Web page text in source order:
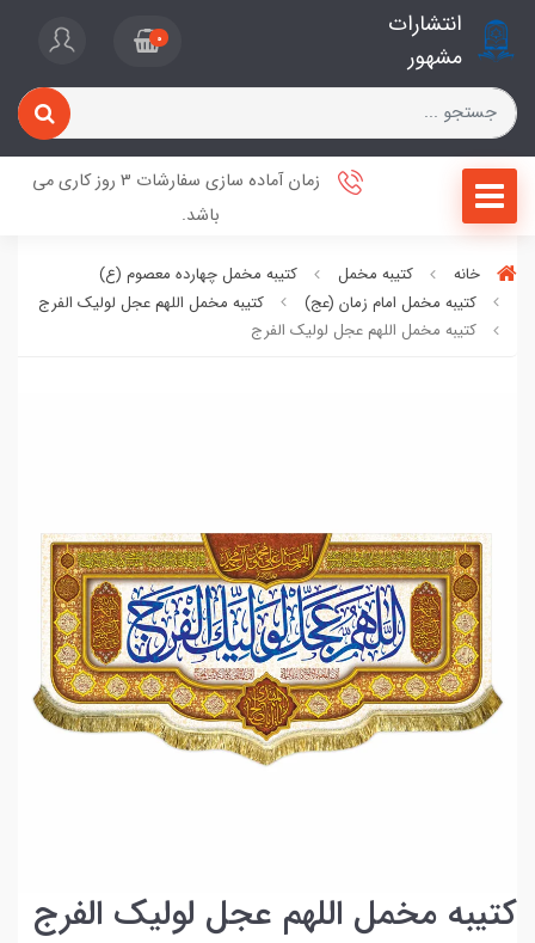
انتشارات
مشهور
0
زمان آماده سازی سفارشات 3 روز کاری می
باشد.
خانه کتیبه مخمل
کتیبه مخمل چهارده معصوم (ع)
کتیبه مخمل امام زمان (عج)
کتیبه مخمل اللهم عجل لولیک الفرج
کتیبه مخمل اللهم عجل لولیک الفرج
کتیبه مخمل اللهم عجل لولیک الفرج